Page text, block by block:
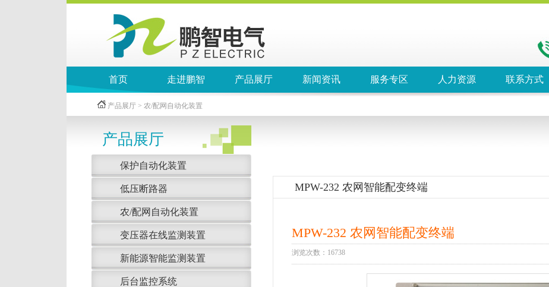
首页 走进鹏智 产品展厅 新闻资讯 服务专区 人力资源 联系方式
产品展厅 > 农/配网自动化装置
产品展厅
保护自动化装置
低压断路器
农/配网自动化装置
变压器在线监测装置
新能源智能监测装置
后台监控系统
MPW-232 农网智能配变终端
MPW-232 农网智能配变终端
浏览次数：16738